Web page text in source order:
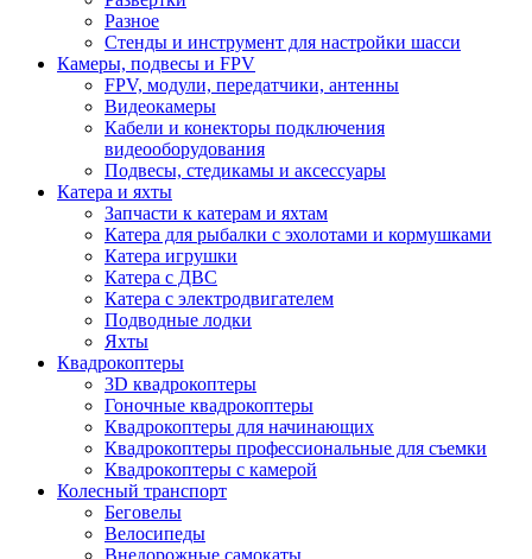
Разное
Стенды и инструмент для настройки шасси
Камеры, подвесы и FPV
FPV, модули, передатчики, антенны
Видеокамеры
Кабели и конекторы подключения
видеооборудования
Подвесы, стедикамы и аксессуары
Катера и яхты
Запчасти к катерам и яхтам
Катера для рыбалки с эхолотами и кормушками
Катера игрушки
Катера с ДВС
Катера с электродвигателем
Подводные лодки
Яхты
Квадрокоптеры
3D квадрокоптеры
Гоночные квадрокоптеры
Квадрокоптеры для начинающих
Квадрокоптеры профессиональные для съемки
Квадрокоптеры с камерой
Колесный транспорт
Беговелы
Велосипеды
Внедорожные самокаты